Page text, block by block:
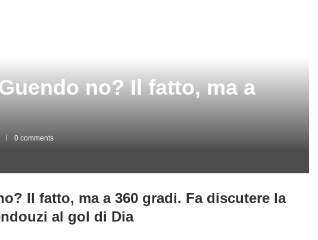
no? Il fatto, ma a
0 comments
Il fatto, ma a 360 gradi. Fa discutere la
al gol di Dia